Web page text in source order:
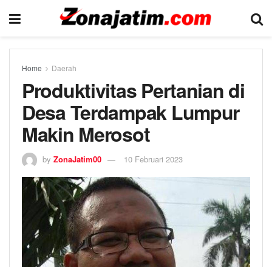
Home Daerah
Produktivitas Pertanian di
Desa Terdampak Lumpur
Makin Merosot
by ZonaJatim00 10 Februari 2023